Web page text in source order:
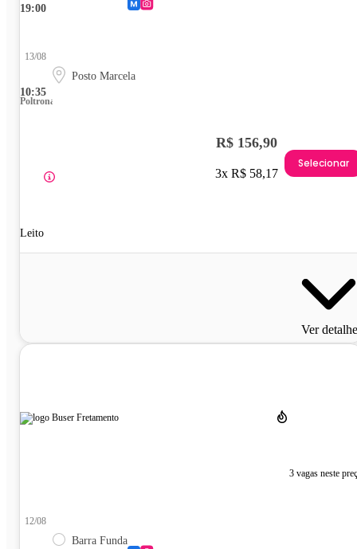
19:00
10:35
13/08
Posto Marcela
Poltrona
Leito
R$ 156,90
3x R$ 58,17
Selecionar
Ver
3 vagas neste
12/08
Barra Funda